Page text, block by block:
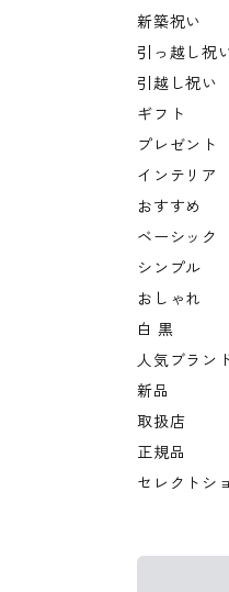
新築祝い
引っ越し祝
引越し祝い
ギフト
プレゼント
インテリア
おすすめ
ベーシック
シンプル
おしゃれ
白 黒
人気ブラン
新品
取扱店
正規品
セレクトシ